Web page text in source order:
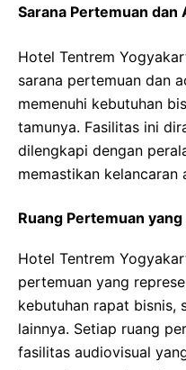
Sarana Pertemuan dan
Hotel Tentrem
sarana pertemuan dan
memenuhi kebutuhan
tamunya. Fasilitas ini
dilengkapi dengan
memastikan kelancaran
Ruang Pertemuan
Hotel Tentrem
pertemuan yang
kebutuhan rapat bisnis,
lainnya. Setiap ruang
fasilitas audiovisual